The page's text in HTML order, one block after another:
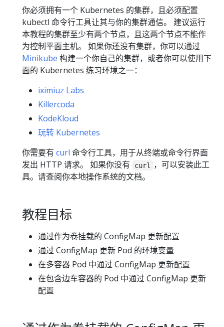
你必须拥有一个 Kubernetes 的集群，且必须配置
kubectl 命令行工具让其与你的集群通信。 建议运行
本教程的集群至少有两个节点，且这两个节点不能作
为控制平面主机。 如果你还没有集群，你可以通过
Minikube 构建一个你自己的集群，或者你可以使用下
面的 Kubernetes 练习环境之一：
iximiuz Labs
Killercoda
KodeKloud
玩转 Kubernetes
你需要有 curl 命令行工具，用于从终端或命令行界面
发出 HTTP 请求。 如果你没有
curl
，可以安装此工
具。请查阅你本地操作系统的文档。
教程目标
通过作为卷挂载的 ConfigMap 更新配置
通过 ConfigMap 更新 Pod 的环境变量
在多容器 Pod 中通过 ConfigMap 更新配置
在包含边车容器的 Pod 中通过 ConfigMap 更新
配置